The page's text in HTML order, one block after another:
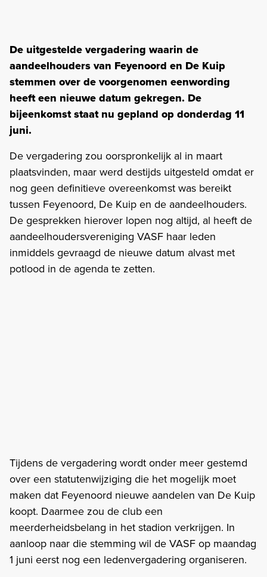
De uitgestelde vergadering waarin de
aandeelhouders van Feyenoord en De Kuip
stemmen over de voorgenomen eenwording
heeft een nieuwe datum gekregen. De
bijeenkomst staat nu gepland op donderdag 11
juni.
De vergadering zou oorspronkelijk al in maart
plaatsvinden, maar werd destijds uitgesteld omdat er
nog geen definitieve overeenkomst was bereikt
tussen Feyenoord, De Kuip en de aandeelhouders.
De gesprekken hierover lopen nog altijd, al heeft de
aandeelhoudersvereniging VASF haar leden
inmiddels gevraagd de nieuwe datum alvast met
potlood in de agenda te zetten.
Tijdens de vergadering wordt onder meer gestemd
over een statutenwijziging die het mogelijk moet
maken dat Feyenoord nieuwe aandelen van De Kuip
koopt. Daarmee zou de club een
meerderheidsbelang in het stadion verkrijgen. In
aanloop naar die stemming wil de VASF op maandag
1 juni eerst nog een ledenvergadering organiseren.